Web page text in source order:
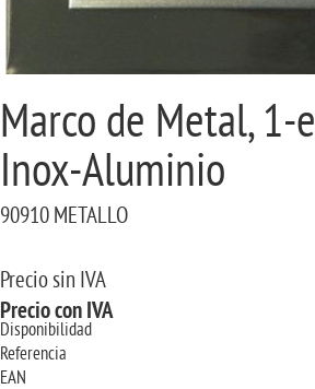
Marco de Metal,
Inox-Aluminio
90910 METALLO
Precio sin IVA
Precio con IVA
Disponibilidad
Referencia
EAN